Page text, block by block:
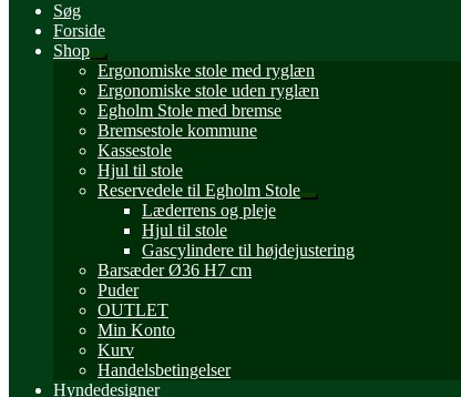
Søg
Forside
Shop
Udfold
undermenu
Ergonomiske stole med ryglæn
Ergonomiske stole uden ryglæn
Egholm Stole med bremse
Bremsestole kommune
Kassestole
Hjul til stole
Reservedele til Egholm Stole
Udfold
Læderrens og pleje
Hjul til stole
Gascylindere til højdejustering
Barsæder Ø36 H7 cm
Puder
OUTLET
Min Konto
Kurv
Handelsbetingelser
Hyndedesigner